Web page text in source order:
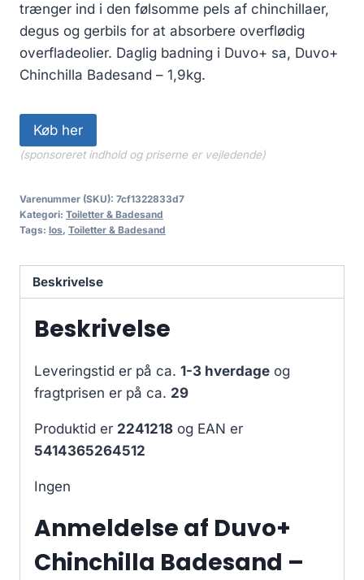
trænger ind i den følsomme pels af chinchillaer,
degus og gerbils for at absorbere overflødig
overfladeolier. Daglig badning i Duvo+ sa, Duvo+
Chinchilla Badesand – 1,9kg.
Køb her
(sponsoreret indhold og priserne er vejledende)
Varenummer (SKU): 7cf1322833d7
Kategori: Toiletter & Badesand
Tags: los, Toiletter & Badesand
Beskrivelse
Beskrivelse
Leveringstid er på ca. 1-3 hverdage og
fragtprisen er på ca. 29
Produktid er 2241218 og EAN er
5414365264512
Ingen
Anmeldelse af Duvo+
Chinchilla Badesand –